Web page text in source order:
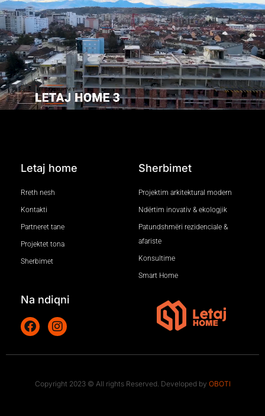
Letaj home
Rreth nesh
Kontakti
Partneret tane
Projektet tona
Sherbimet
Sherbimet
Projektim arkitektural modern
Ndërtim inovativ & ekologjik
Patundshmëri rezidenciale &
afariste
Konsultime
Smart Home
Na ndiqni
Copyright 2023 © All rights Reserved. Developed by OBOTI